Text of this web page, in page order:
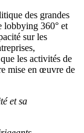
des grandes
lobbying 360° et
sur les
les activités de
mise en œuvre de
et sa